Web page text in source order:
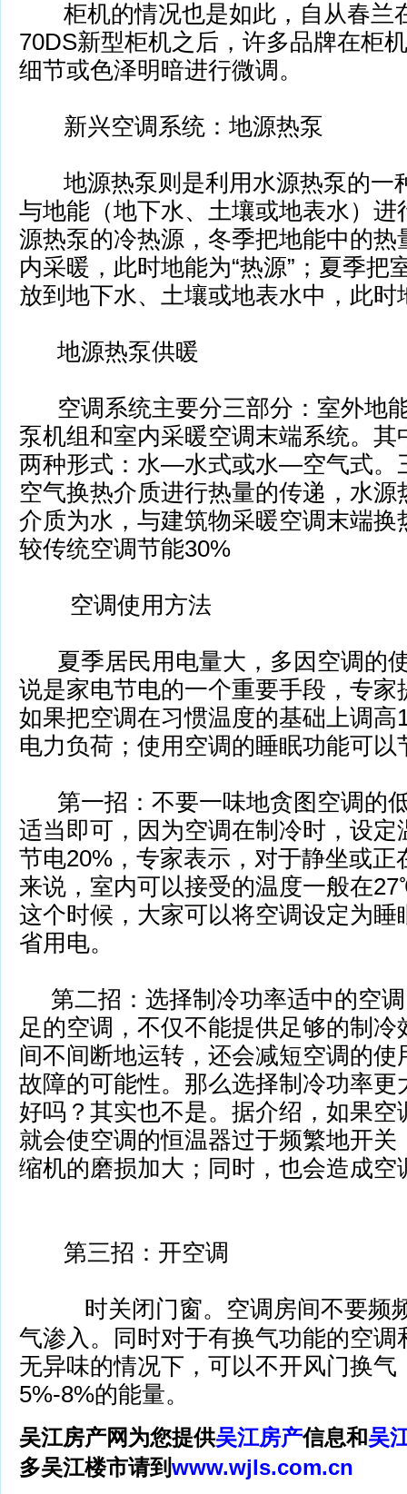
柜机的情况也是如此，自从春兰
70DS新型柜机之后，许多品牌在柜机
细节或色泽明暗进行微调。
新兴空调系统：地源热泵
地源热泵则是利用水源热泵的一
与地能（地下水、土壤或地表水）进
源热泵的冷热源，冬季把地能中的热
内采暖，此时地能为“热源”； 夏季把
放到地下水、土壤或地表水中，
地源热泵供暖
空调系统主要分三部分：室外地
泵机组和室内采暖空调末端系统。其
两种形式：水—水式或水—空气式。
空气换热介质进行热量的传递，水源
介质为水，与建筑物采暖空调末端换
较传统空调节能30%
空调使用方法
夏季居民用电量大，多因空调的
说是家电节电的一个重要手段，专家
如果把空调在习惯温度的基础上调
电力负荷；使用空调的睡眠功能可以
第一招：不要一味地贪图空调的
适当即可，因为空调在制冷时，设
节电20%，专家表示，对于静坐或正
来说，室内可以接受的温度一般在
这个时候，大家可以将空调设定为睡
省用电。
第二招：选择制冷功率适中的空
足的空调，不仅不能提供足够的制
间不间断地运转，还会减短空调的使
故障的可能性。那么选择制冷功率更
好吗？其实也不是。据介绍，如果空
就会使空调的恒温器过于频繁地开关
缩机的磨损加大；同时，也会造成空
第三招：开空调
时关闭门窗。空调房间不要频
气渗入。同时对于有换气功能的空调
无异味的情况下，可以不开风门换气
5%-8%的能量。
吴江房产网为您提供吴江房产信息和吴
多吴江楼市请到www.wjls.com.cn